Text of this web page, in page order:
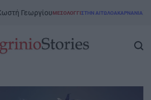
ΓεωργίουPOSTED
ΜΕΣΟΛΌΓΓΙΣΤΗΝ ΑΙΤΩΛΟΑΚΑΡΝΑΝΊΑ